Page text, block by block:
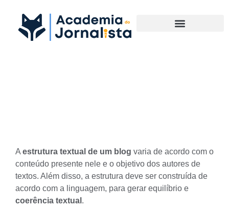
A estrutura textual de um blog varia de acordo com o
conteúdo presente nele e o objetivo dos autores de
textos. Além disso, a estrutura deve ser construída de
acordo com a linguagem, para gerar equilíbrio e
coerência textual .